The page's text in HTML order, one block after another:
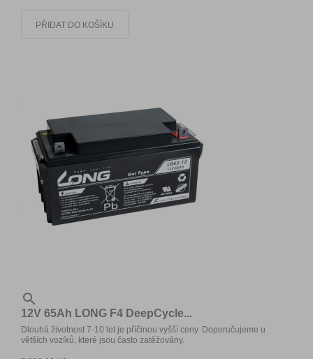
PŘIDAT DO KOŠÍKU

12V 65Ah LONG F4 DeepCycle...
Dlouhá životnost 7-10 let je příčinou vyšší ceny. Doporučujeme u
větších vozíků, které jsou často zatěžovány.